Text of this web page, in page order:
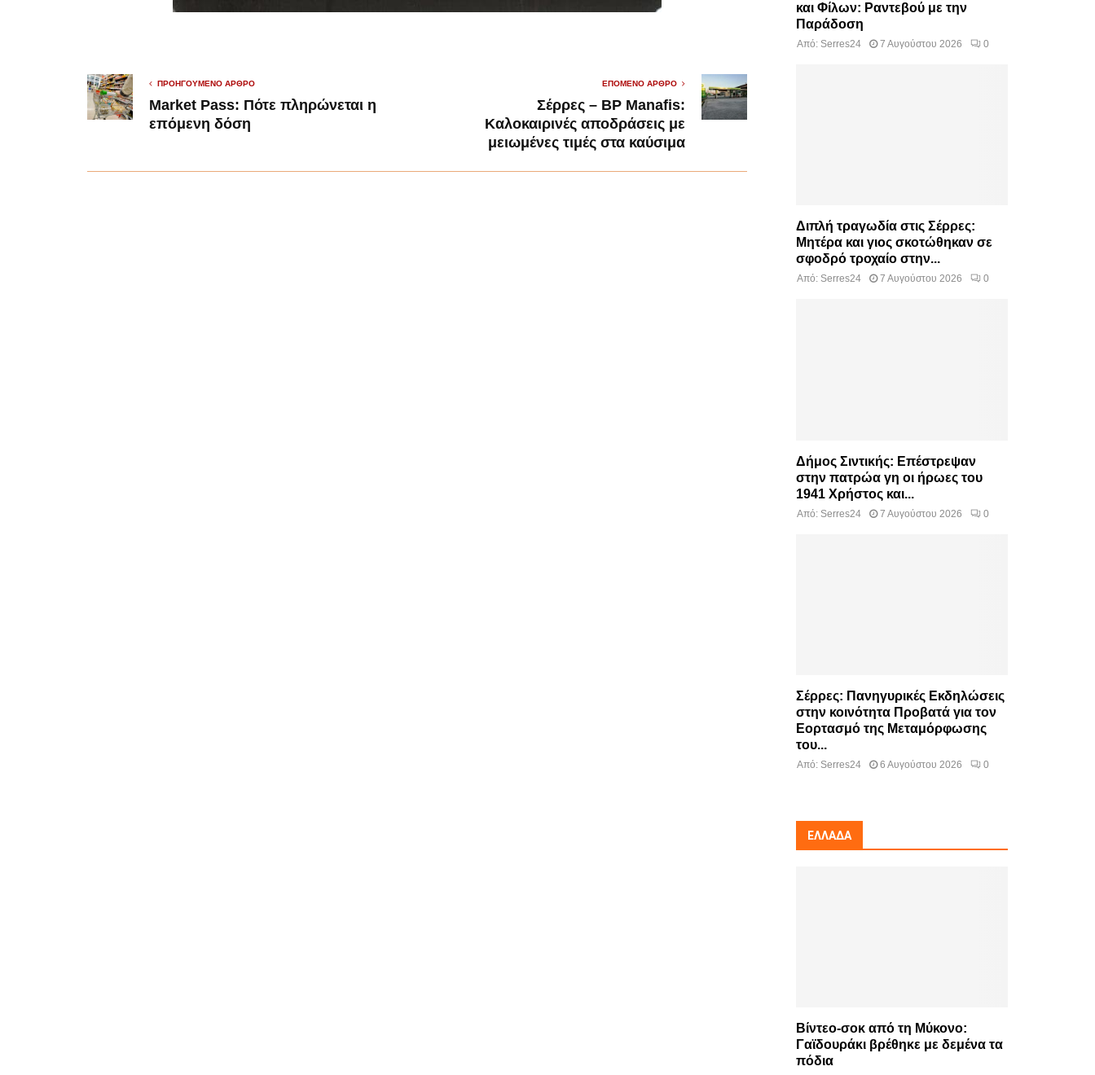
ΠΡΟΗΓΟΎΜΕΝΟ ΆΡΘΡΟ
Market Pass: Πότε πληρώνεται η
επόμενη δόση
ΕΠΌΜΕΝΟ ΆΡΘΡΟ
Σέρρες – BP Manafis:
Καλοκαιρινές αποδράσεις με
μειωμένες τιμές στα καύσιμα
και Φίλων: Ραντεβού με την
Παράδοση
Από: Serres24 7 Αυγούστου 2026 0
Διπλή τραγωδία στις Σέρρες:
Μητέρα και γιος σκοτώθηκαν σε
σφοδρό τροχαίο στην...
Από: Serres24 7 Αυγούστου 2026 0
Δήμος Σιντικής: Επέστρεψαν
στην πατρώα γη οι ήρωες του
1941 Χρήστος και...
Από: Serres24 7 Αυγούστου 2026 0
Σέρρες: Πανηγυρικές Εκδηλώσεις
στην κοινότητα Προβατά για τον
Εορτασμό της Μεταμόρφωσης
του...
Από: Serres24 6 Αυγούστου 2026 0
ΕΛΛΆΔΑ
Βίντεο-σοκ από τη Μύκονο:
Γαϊδουράκι βρέθηκε με δεμένα τα
πόδια